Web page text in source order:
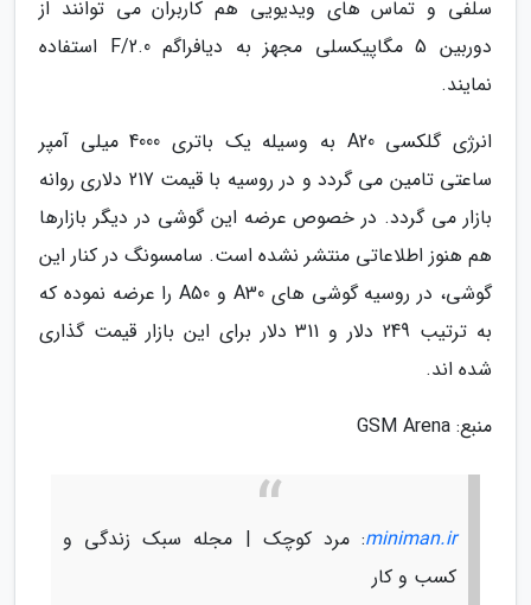
سلفی و تماس های ویدیویی هم کاربران می توانند از
دوربین 5 مگاپیکسلی مجهز به دیافراگم F/2.0 استفاده
نمایند.
انرژی گلکسی A20 به وسیله یک باتری 4000 میلی آمپر
ساعتی تامین می گردد و در روسیه با قیمت 217 دلاری روانه
بازار می گردد. در خصوص عرضه این گوشی در دیگر بازارها
هم هنوز اطلاعاتی منتشر نشده است. سامسونگ در کنار این
گوشی، در روسیه گوشی های A30 و A50 را عرضه نموده که
به ترتیب 249 دلار و 311 دلار برای این بازار قیمت گذاری
شده اند.
منبع: GSM Arena
miniman.ir: مرد کوچک | مجله سبک زندگی و
کسب و کار